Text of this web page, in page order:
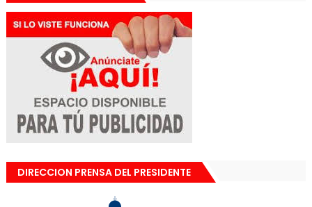
DIRECCION PRENSA DEL PRESIDENTE